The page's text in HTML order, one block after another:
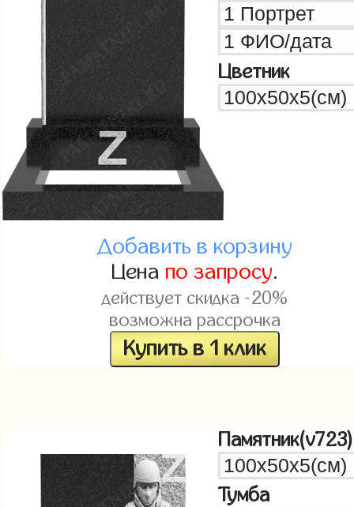
Цветник
Добавить в корзину
Цена по запросу.
действует скидка -20%
возможна рассрочка
Купить в 1 клик
Памятник(v723)
Тумба